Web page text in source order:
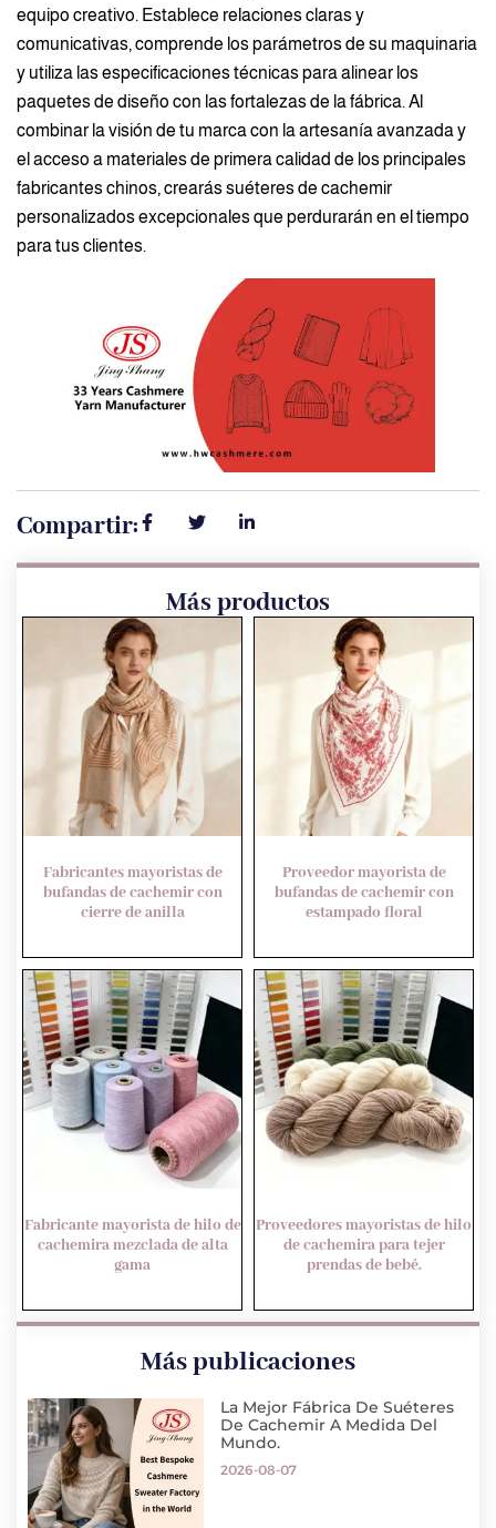
equipo creativo. Establece relaciones claras y
comunicativas, comprende los parámetros de su maquinaria
y utiliza las especificaciones técnicas para alinear los
paquetes de diseño con las fortalezas de la fábrica. Al
combinar la visión de tu marca con la artesanía avanzada y
el acceso a materiales de primera calidad de los principales
fabricantes chinos, crearás suéteres de cachemir
personalizados excepcionales que perdurarán en el tiempo
para tus clientes.
Compartir:
Más productos
Fabricantes mayoristas de
bufandas de cachemir con
cierre de anilla
Proveedor mayorista de
bufandas de cachemir con
estampado floral
Fabricante mayorista de hilo de
cachemira mezclada de alta
gama
Proveedores mayoristas de hilo
de cachemira para tejer
prendas de bebé.
Más publicaciones
La Mejor Fábrica De Suéteres
De Cachemir A Medida Del
Mundo.
2026-08-07